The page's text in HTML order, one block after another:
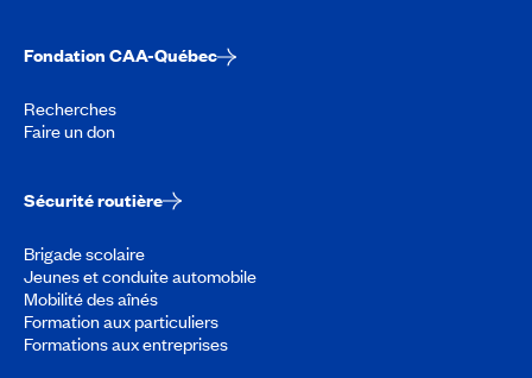
Fondation CAA-Québec
Recherches
Faire un don
Sécurité routière
Brigade scolaire
Jeunes et conduite automobile
Mobilité des aînés
Formation aux particuliers
Formations aux entreprises